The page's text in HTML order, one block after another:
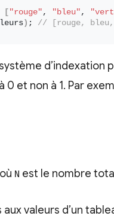
[ "rouge" , "bleu" ,
) ; // [rouge,
et non à 1. Par
N est le nombre
valeurs d’un